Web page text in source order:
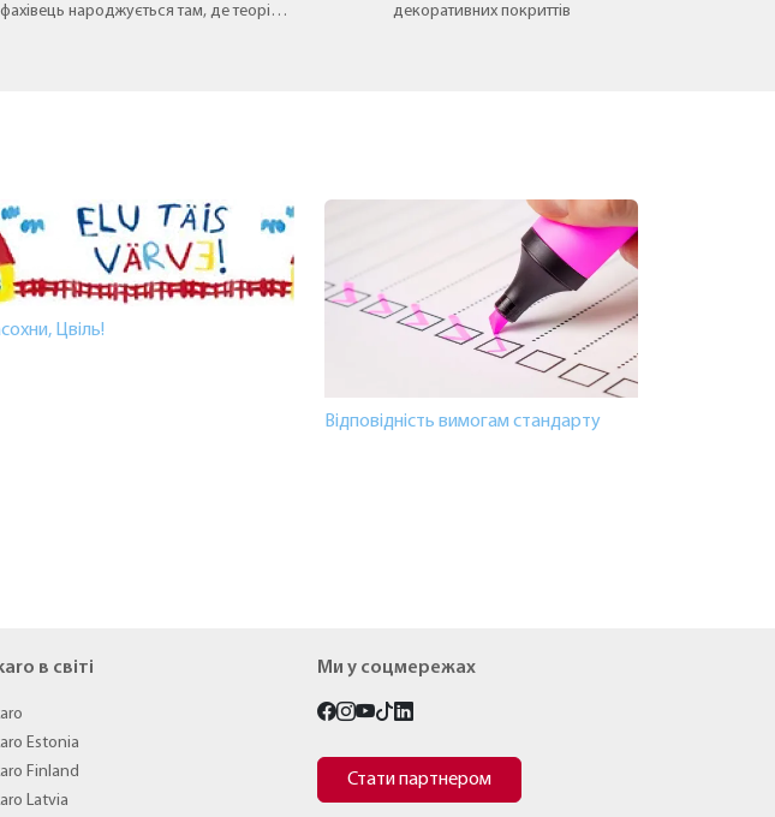
фахівець народжується там, де теорія
декоративних покриттів
Цвіль!
Відповідність вимогам стандарту
в світі
Estonia
Finland
Latvia
Ми у соцмережах
Стати партнером